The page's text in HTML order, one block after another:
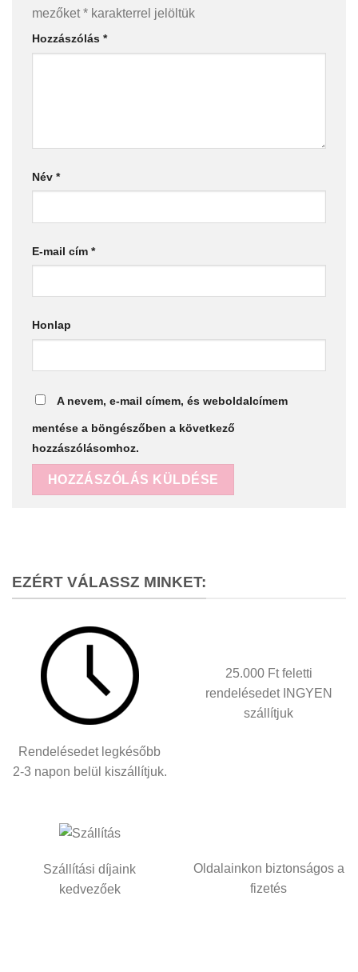
mezőket* karakterrel jelöltük
Hozzászólás *
Név *
E-mail cím *
Honlap
A nevem, e-mail címem, és weboldalcímem
mentése a böngészőben a következő
hozzászólásomhoz.
EZÉRT VÁLASSZ MINKET:
Rendelésedet legkésőbb
2-3 napon belül kiszállítjuk.
25.000 Ft feletti
rendelésedet INGYEN
szállítjuk
Szállítási díjaink
kedvezőek
Oldalainkon biztonságos a
fizetés